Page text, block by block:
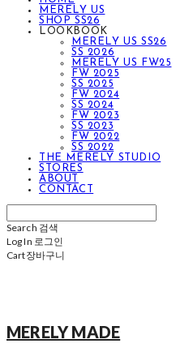
MERELY US
SHOP SS26
LOOKBOOK
MERELY US SS26
SS 2026
MERELY US FW25
FW 2025
SS 2025
FW 2024
SS 2024
FW 2023
SS 2023
FW 2022
SS 2022
THE MERELY STUDIO
STORES
ABOUT
CONTACT
Search 검색
Log In 로그인
Cart장바구니
MERELY MADE